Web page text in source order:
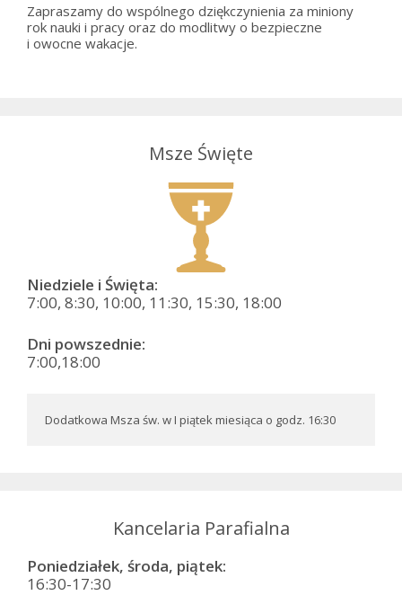
Zapraszamy do wspólnego dziękczynienia za miniony
rok nauki i pracy oraz do modlitwy o bezpieczne
i owocne wakacje.
Msze Święte
Niedziele i Święta:
7:00, 8:30, 10:00, 11:30, 15:30, 18:00
Dni powszednie:
7:00,18:00
Dodatkowa Msza św. w I piątek miesiąca o godz. 16:30
Kancelaria Parafialna
Poniedziałek, środa, piątek:
16:30-17:30